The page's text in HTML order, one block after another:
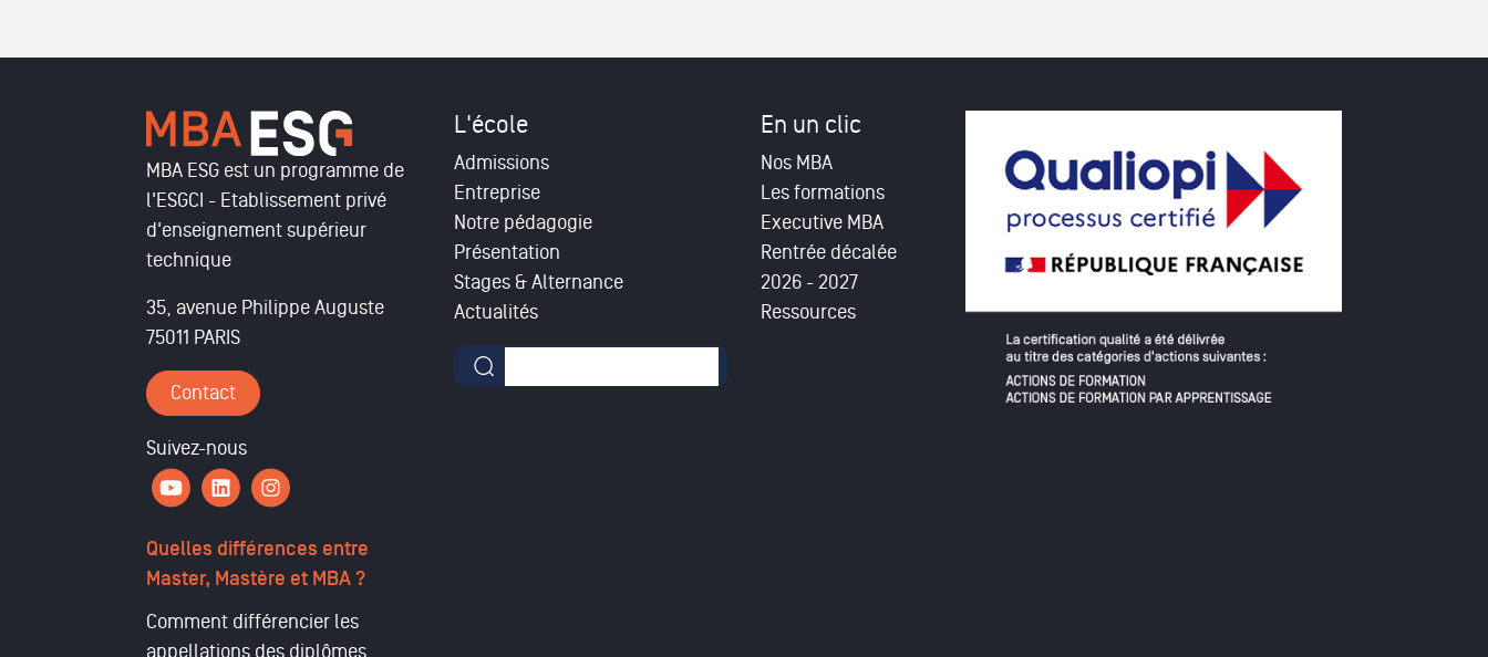
MBA ESG est un programme de
l'ESGCI - Etablissement privé
d'enseignement supérieur
technique
35, avenue Philippe Auguste
75011 PARIS
Contact
Suivez-nous
Quelles différences entre
Master, Mastère et MBA ?
Comment différencier les
appellations des diplômes
L'école
Admissions
Entreprise
Notre pédagogie
Présentation
Stages & Alternance
Actualités
Formulaire de recherche
En un clic
Nos MBA
Les formations
Executive MBA
Rentrée décalée
2026 - 2027
Ressources